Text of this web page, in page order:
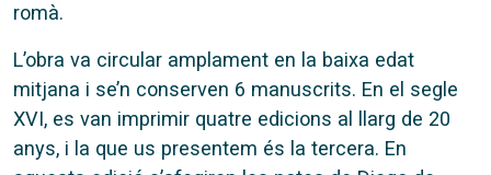
romà.
L’obra va circular amplament en la baixa edat
mitjana i se’n conserven 6 manuscrits. En el segle
XVI, es van imprimir quatre edicions al llarg de 20
anys, i la que us presentem és la tercera. En